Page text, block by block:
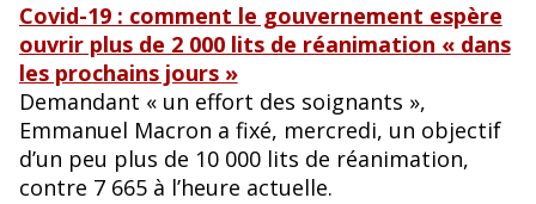
Covid-19 : comment le gouvernement espère
ouvrir plus de 2 000 lits de réanimation « dans
les prochains jours »
Demandant « un effort des soignants »,
Emmanuel Macron a fixé, mercredi, un objectif
d’un peu plus de 10 000 lits de réanimation,
contre 7 665 à l’heure actuelle.